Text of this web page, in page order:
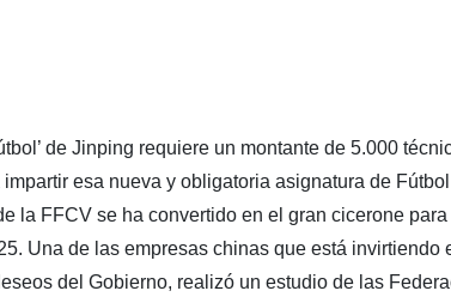
de Jinping requiere un montante de 5.000
esa nueva y obligatoria asignatura de
la FFCV se ha convertido en el gran cicerone para
Una de las empresas chinas que está invirtiendo
del Gobierno, realizó un estudio de las